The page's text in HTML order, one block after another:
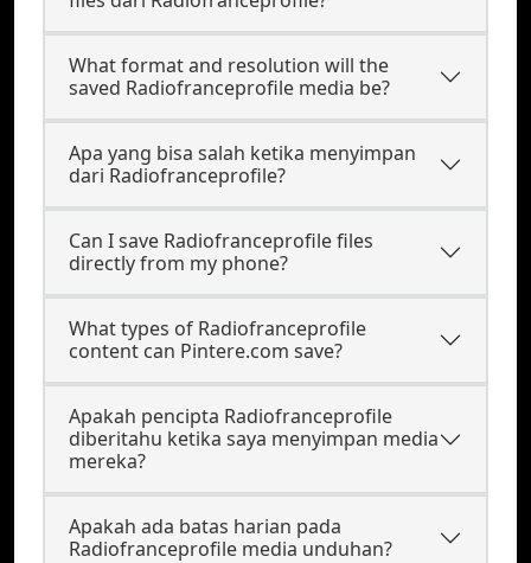
What format and resolution will the
saved Radiofranceprofile media be?
Apa yang bisa salah ketika menyimpan
dari Radiofranceprofile?
Can I save Radiofranceprofile files
directly from my phone?
What types of Radiofranceprofile
content can Pintere.com save?
Apakah pencipta Radiofranceprofile
diberitahu ketika saya menyimpan media
mereka?
Apakah ada batas harian pada
Radiofranceprofile media unduhan?